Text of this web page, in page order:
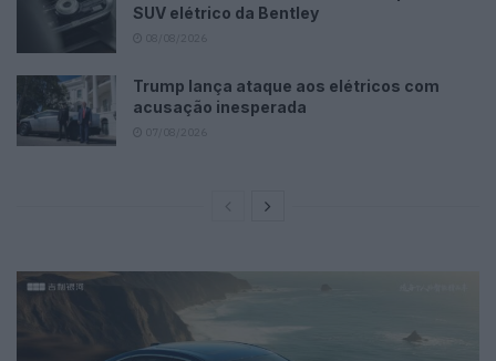
SUV elétrico da Bentley
Trump lança ataque aos elétricos com
acusação inesperada